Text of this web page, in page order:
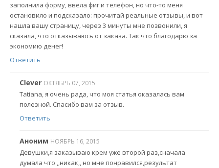
заполнила форму, ввела фиг и телефон, но что-то меня
остановило и подсказало: прочитай реальные отзывы, и вот
нашла вашу страницу, через 3 минуты мне позвонили, я
сказала, что отказываюсь от заказа. Так что благодарю за
экономию денег!
Ответить
Clever ОКТЯБРЬ 07, 2015
Tatiana, я очень рада, что моя статья оказалась вам
полезной. Спасибо вам за отзыв.
Ответить
Аноним НОЯБРЬ 16, 2015
Девушки,я заказываю крем уже второй раз,сначала
думала что ,,никак,, но мне понравился,результат